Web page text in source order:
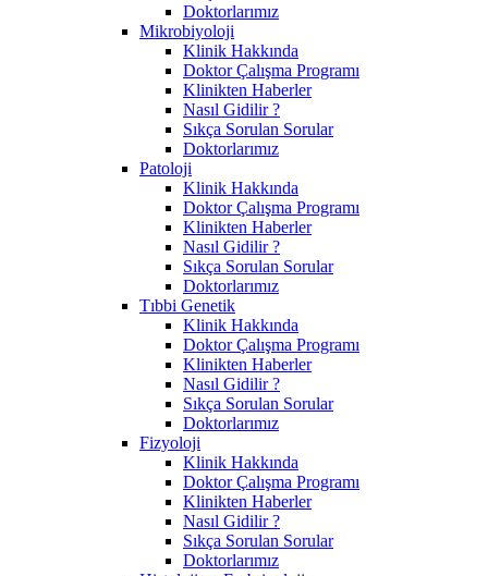
Doktorlarımız
Mikrobiyoloji
Klinik Hakkında
Doktor Çalışma Programı
Klinikten Haberler
Nasıl Gidilir ?
Sıkça Sorulan Sorular
Doktorlarımız
Patoloji
Klinik Hakkında
Doktor Çalışma Programı
Klinikten Haberler
Nasıl Gidilir ?
Sıkça Sorulan Sorular
Doktorlarımız
Tıbbi Genetik
Klinik Hakkında
Doktor Çalışma Programı
Klinikten Haberler
Nasıl Gidilir ?
Sıkça Sorulan Sorular
Doktorlarımız
Fizyoloji
Klinik Hakkında
Doktor Çalışma Programı
Klinikten Haberler
Nasıl Gidilir ?
Sıkça Sorulan Sorular
Doktorlarımız